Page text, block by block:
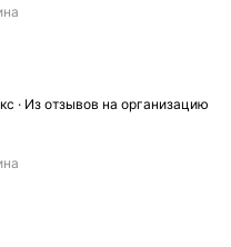
· Из отзывов на организацию